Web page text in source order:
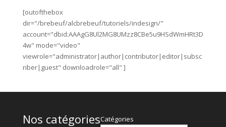
[outofthebox
dir="/brebeuf/alcbrebeuf/tutoriels/indesign/"
account="dbid:AAAgG8Ul2MG8UMzz8CBe5u9HSdWmHRt3D
4w" mode="video"
viewrole="administrator|author|contributor|editor|subsc
riber|guest" downloadrole="all" ]
Nos catégoriesCatégories